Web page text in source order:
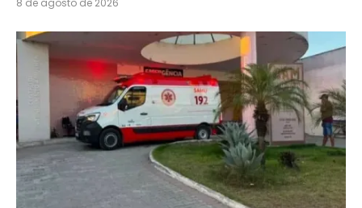
8 de agosto de 2026